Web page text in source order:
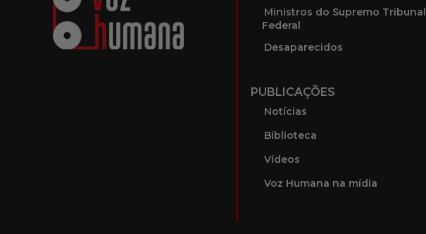
Ministros do Supremo Tribunal
Federal
Desaparecidos
PUBLICAÇÕES
Notícias
Biblioteca
Vídeos
Voz Humana na mídia